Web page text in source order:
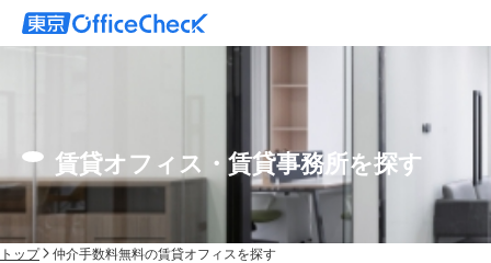
賃貸オフィス・賃貸事務所を探す
トップ 仲介手数料無料の賃貸オフィスを探す